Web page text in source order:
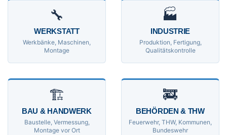
🔧
WERKSTATT
Werkbänke, Maschinen,
Montage
🏭
INDUSTRIE
Produktion, Fertigung,
Qualitätskontrolle
🏗
BAU & HANDWERK
Baustelle, Vermessung,
Montage vor Ort
🚒
BEHÖRDEN & THW
Feuerwehr, THW, Kommunen,
Bundeswehr